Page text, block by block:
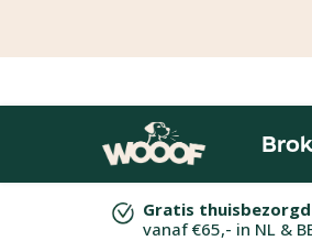
Gratis thuisbezorgd
vanaf €65,- in NL &